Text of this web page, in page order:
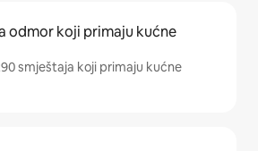
odmor koji primaju kućne
smještaja koji primaju kućne